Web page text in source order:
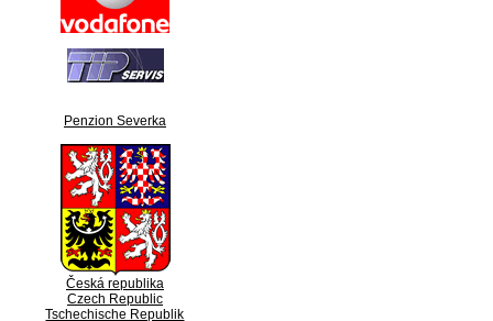
Penzion Severka
Česká republika
Czech Republic
Tschechische Republik